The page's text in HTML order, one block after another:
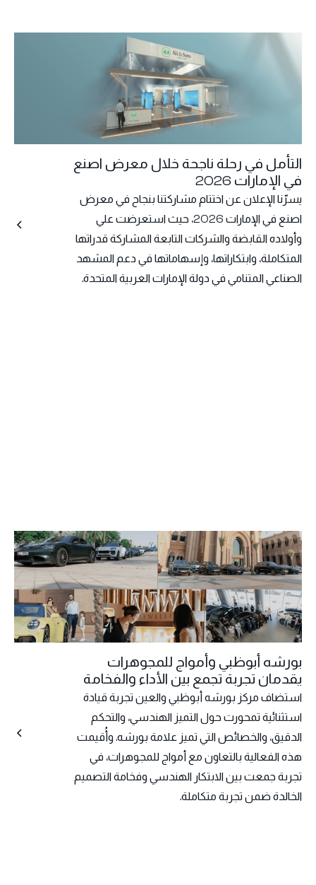
التأمل في رحلة ناجحة خلال معرض اصنع
في الإمارات 2026
يسرّنا الإعلان عن اختتام مشاركتنا بنجاح في معرض
اصنع في الإمارات 2026، حيث استعرضت علي
وأولاده القابضة والشركات التابعة المشاركة قدراتها
المتكاملة، وابتكاراتها، وإسهاماتها في دعم المشهد
الصناعي المتنامي في دولة الإمارات العربية المتحدة.
بورشه أبوظبي وأمواج للمجوهرات
يقدمان تجربة تجمع بين الأداء والفخامة
استضاف مركز بورشه أبوظبي والعين تجربة قيادة
استثنائية تمحورت حول التميز الهندسي، والتحكم
الدقيق، والخصائص التي تميز علامة بورشه. وأُقيمت
هذه الفعالية بالتعاون مع أمواج للمجوهرات، في
تجربة جمعت بين الابتكار الهندسي وفخامة التصميم
الخالدة ضمن تجربة متكاملة.